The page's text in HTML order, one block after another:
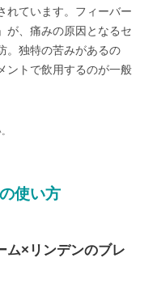
れています。フィーバー
が、痛みの原因となるセ
。独特の苦みがあるの
ントで飲用するのが一般
使い方
ム×リンデンのブレ